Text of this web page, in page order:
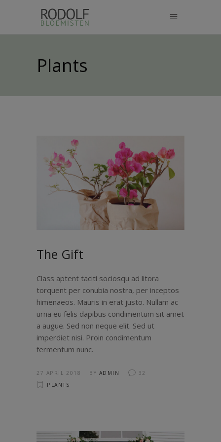
Plants
The Gift
Class aptent taciti sociosqu ad litora
torquent per conubia nostra, per inceptos
himenaeos. Mauris in erat justo. Nullam ac
urna eu felis dapibus condimentum sit amet
a augue. Sed non neque elit. Sed ut
imperdiet nisi. Proin condimentum
fermentum nunc.
27 APRIL 2018 BY ADMIN
32
PLANTS